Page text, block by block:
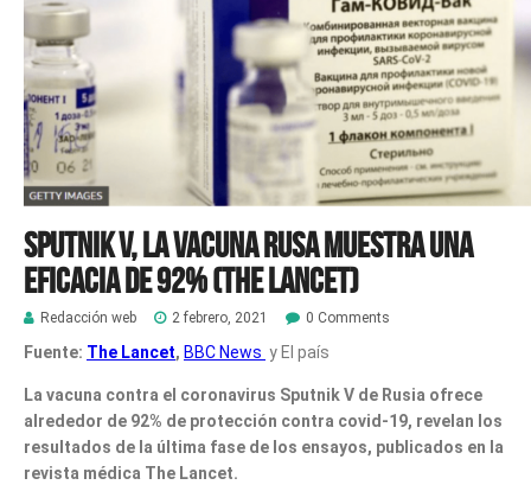
Sputnik V, la vacuna rusa muestra una
eficacia de 92% (The Lancet)
Redacción web 2 febrero, 2021 0 Comments
Fuente: The Lancet, BBC News y El país
La vacuna contra el coronavirus Sputnik V de Rusia ofrece
alrededor de 92% de protección contra covid-19, revelan los
resultados de la última fase de los ensayos, publicados en la
revista médica The Lancet.